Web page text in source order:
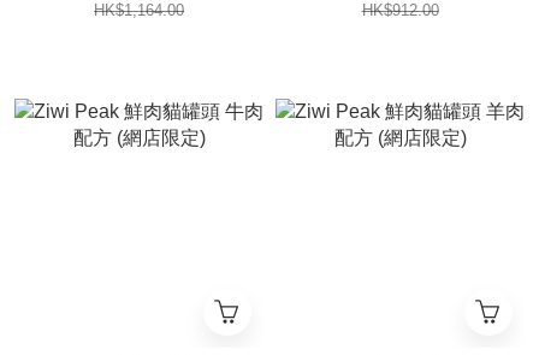
HK$1,164.00 HK$912.00